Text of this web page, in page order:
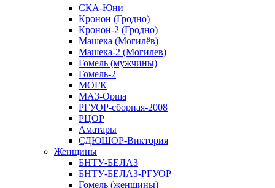
СКА-Юни
Кронон (Гродно)
Кронон-2 (Гродно)
Машека (Могилёв)
Машека-2 (Могилев)
Гомель (мужчины)
Гомель-2
МОГК
МАЗ-Орша
РГУОР-сборная-2008
РЦОР
Аматары
СДЮШОР-Виктория
Женщины
БНТУ-БЕЛАЗ
БНТУ-БЕЛАЗ-РГУОР
Гомель (женщины)